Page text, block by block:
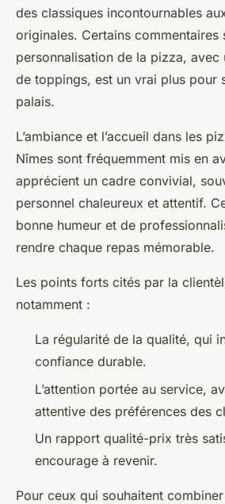
des classiques incontournables
originales. Certains commentaires
personnalisation de la pizza, avec
de toppings, est un vrai plus pour
palais.
L’ambiance et l’accueil dans les
Nîmes sont fréquemment mis en
apprécient un cadre convivial,
personnel chaleureux et attentif.
bonne humeur et de
rendre chaque repas mémorable.
Les points forts cités par la
notamment :
La régularité de la qualité, qui
confiance durable.
L’attention portée au service,
attentive des préférences des
Un rapport qualité-prix très
encourage à revenir.
Pour ceux qui souhaitent